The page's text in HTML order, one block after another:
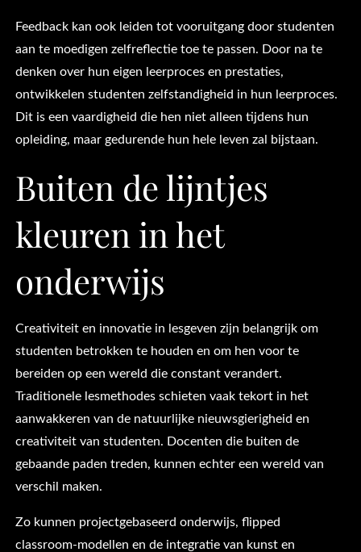
Feedback kan ook leiden tot vooruitgang door studenten
aan te moedigen zelfreflectie toe te passen. Door na te
denken over hun eigen leerproces en prestaties,
ontwikkelen studenten zelfstandigheid in hun leerproces.
Dit is een vaardigheid die hen niet alleen tijdens hun
opleiding, maar gedurende hun hele leven zal bijstaan.
Buiten de lijntjes
kleuren in het
onderwijs
Creativiteit en innovatie in lesgeven zijn belangrijk om
studenten betrokken te houden en om hen voor te
bereiden op een wereld die constant verandert.
Traditionele lesmethodes schieten vaak tekort in het
aanwakkeren van de natuurlijke nieuwsgierigheid en
creativiteit van studenten. Docenten die buiten de
gebaande paden treden, kunnen echter een wereld van
verschil maken.
Zo kunnen projectgebaseerd onderwijs, flipped
classroom-modellen en de integratie van kunst en